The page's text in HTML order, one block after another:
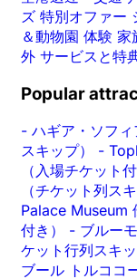
ズ 特別オファー
＆動物園 体験 家
外 サービスと特
Popular
- ハギア・ソフ
スキップ） -
（入場チケット
（チケット列ス
Palace Museum
付き） - ブルー
ケット行列スキ
ブール トルココ